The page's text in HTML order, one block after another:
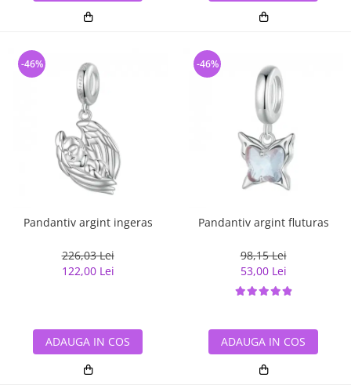
Pandantiv argint ingeras
226,03 Lei
122,00 Lei
-46%
ADAUGA IN COS
Pandantiv argint fluturas
98,15 Lei
53,00 Lei
-46%
ADAUGA IN COS